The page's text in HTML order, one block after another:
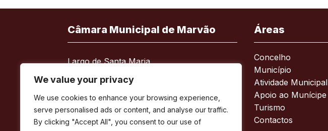
We value your privacy
We use cookies to enhance your browsing experience,
serve personalised ads or content, and analyse our traffic.
By clicking "Accept All", you consent to our use of
Câmara Municipal de Marvão
Largo de Santa Maria
7330-101 Marvão
Fax: 245 909 526
E-mail: geral@cm-marvao.pt
Áreas
Concelho
Município
Atividade Municipal
Apoio ao Munícipe
Turismo
Contactos